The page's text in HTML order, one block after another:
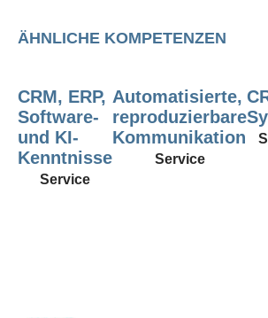
ÄHNLICHE KOMPETENZEN
CRM, ERP,
Software-
und KI-
Kenntnisse
Service
Automatisierte,
reproduzierbare
Kommunikation
Service